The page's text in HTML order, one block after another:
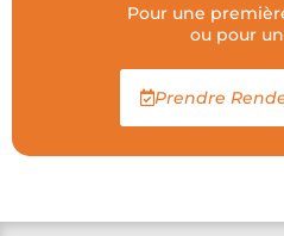
Pour une
ou pour un
Prendre